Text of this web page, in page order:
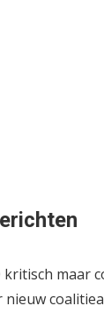
kritisch maar
nieuw